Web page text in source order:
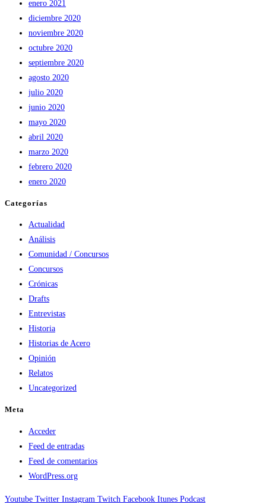
enero 2021
diciembre 2020
noviembre 2020
octubre 2020
septiembre 2020
agosto 2020
julio 2020
junio 2020
mayo 2020
abril 2020
marzo 2020
febrero 2020
enero 2020
Categorías
Actualidad
Análisis
Comunidad / Concursos
Concursos
Crónicas
Drafts
Entrevistas
Historia
Historias de Acero
Opinión
Relatos
Uncategorized
Meta
Acceder
Feed de entradas
Feed de comentarios
WordPress.org
Youtube Twitter Instagram Twitch Facebook Itunes Podcast